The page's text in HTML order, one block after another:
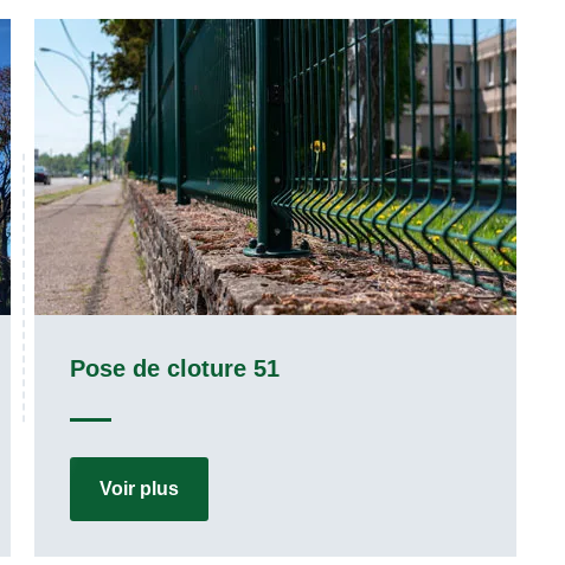
Paysagiste 51
Voir plus